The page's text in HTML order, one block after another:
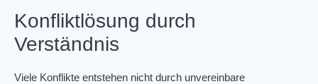
Konfliktlösung durch
Verständnis
Viele Konflikte entstehen nicht durch unvereinbare